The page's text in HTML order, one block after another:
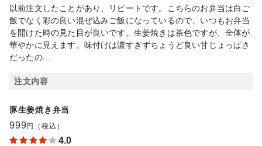
以前注文したことがあり、リピートです。こちらのお弁当は白ご
飯でなく彩の良い混ぜ込みご飯になっているので、いつもお弁当
を開けた時の見た目が良いです。生姜焼きは茶色ですが、全体が
華やかに見えます。味付けは濃すぎずちょうど良い甘じょっぱさ
だったの...
注文内容
豚生姜焼き弁当
999円（税込）
4.0